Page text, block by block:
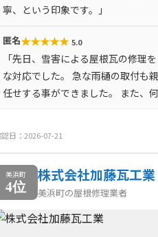
寧、という印象です。」
匿名★★★★★ 5.0
「先日、雪害による屋根瓦の修理
な対応でした。 急な雨樋の取付も
任せする事ができました。 また、
日：2026-07-21
美浜町
4位
株式会社加藤瓦工業
美浜町の屋根修理業者